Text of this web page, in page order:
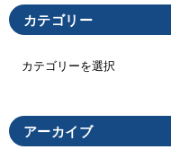
カテゴリー
アーカイブ